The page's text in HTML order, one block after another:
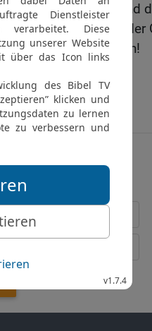
der Tag kühl wird und
Geliebter, sei gleich
zerklüfteten Bergen!
geben?